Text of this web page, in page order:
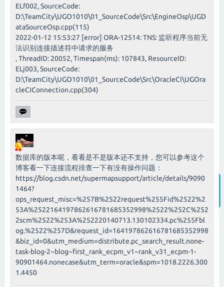
智能客服
ELf002, SourceCode:
D:\TeamCity\UGO1010\01_SourceCode\Src\EngineOsp\UGD
ataSourceOsp.cpp(115)
2022-01-12 15:53:27 [error] ORA-12514: TNS: 监听程序当前无
法识别连接描述符中请求的服务
, ThreadID: 20052, Timespan(ms): 107843, ResourceID:
ELj003, SourceCode:
D:\TeamCity\UGO1010\01_SourceCode\Src\OracleCI\UGOra
cleCIConnection.cpp(304)
数据库的版本呢，看看是不是版本还不支持，您可以参考这个
博客看一下连接流程排查一下有没有操作问题：
https://blog.csdn.net/supermapsupport/article/details/9090
1464?
ops_request_misc=%257B%2522request%255Fid%2522%2
53A%2522164197862616781685352998%2522%252C%252
2scm%2522%253A%252220140713.130102334.pc%255Fbl
og.%2522%257D&request_id=164197862616781685352998
&biz_id=0&utm_medium=distribute.pc_search_result.none-
task-blog-2~blog~first_rank_ecpm_v1~rank_v31_ecpm-1-
90901464.nonecase&utm_term=oracle&spm=1018.2226.300
1.4450